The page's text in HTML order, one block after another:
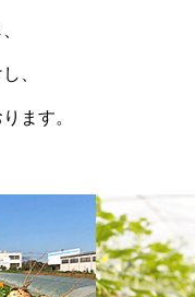
、
ます。